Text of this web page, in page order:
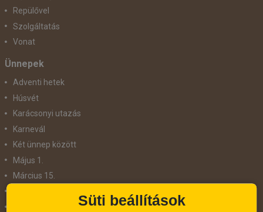
Repülővel
Szolgáltatás
Vonat
Ünnepek
Adventi hetek
Húsvét
Karácsonyi utazás
Karnevál
Két ünnep között
Május 1.
Március 15.
Süti beállítások